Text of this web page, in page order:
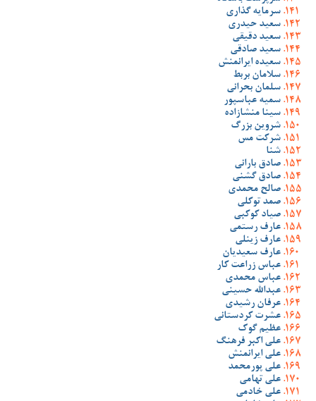
سرمایه گذاری
سعید حیدری
سعید دقیقی
سعید صادقی
سعیده ایرانمنش
سلامان بربط
سلمان بحرانی
سمیه عباسپور
سینا منشازاده
شروین بزرگ
شرکت مس
شنا
صادق بارانی
صادق گشنی
صالح محمدی
صمد توکلی
صیاد کوکبی
عارف رستمی
عارف زینلی
عارف سعیدیان
عباس زراعت کار
عباس محمدی
عبدالله حسینی
عرفان رشیدی
عشرت کردستانی
عظیم گوک
علی اکبر فرهنگ
علی ایرانمنش
علی پورمحمد
علی تهامی
علی خادمی